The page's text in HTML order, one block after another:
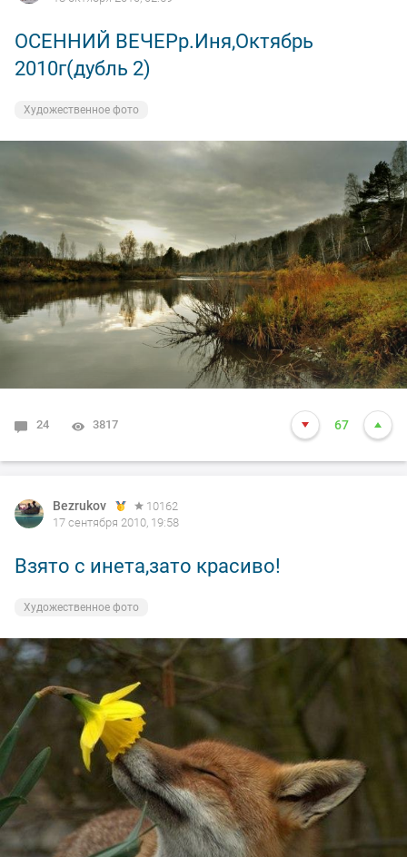
ОСЕННИЙ ВЕЧЕРр.Иня,Октябрь
2010г(дубль 2)
Художественное фото
24 3817 67
Bezrukov
10162
17 сентября 2010, 19:58
Взято с инета,зато красиво!
Художественное фото